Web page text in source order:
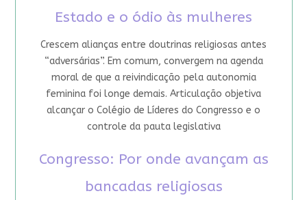
Estado e o ódio às mulheres
Crescem alianças entre doutrinas religiosas antes
“adversárias”. Em comum, convergem na agenda
moral de que a reivindicação pela autonomia
feminina foi longe demais. Articulação objetiva
alcançar o Colégio de Líderes do Congresso e o
controle da pauta legislativa
Congresso: Por onde avançam as
bancadas religiosas